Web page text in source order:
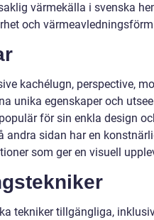
värmekälla i svenska
och
kachélugn, perspective,
unika egenskaper och
för sin enkla design
andra sidan har en
som ger en visuell
tekniker tillgängliga,